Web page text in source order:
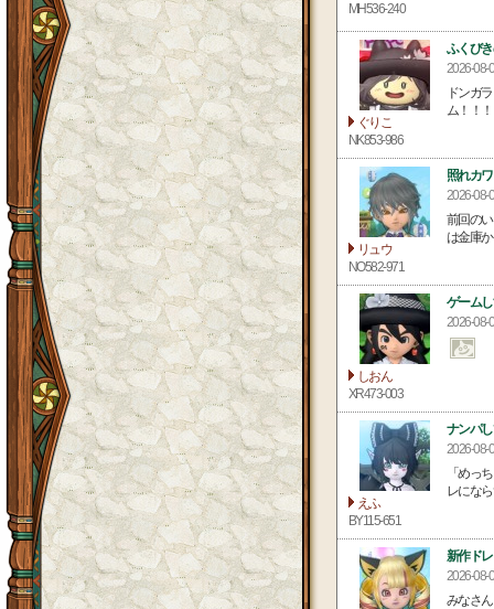
MH536-240
ぐりこ
NK853-986
ふくび
2026-08-
ドンガ
ム！！
リュウ
NO582-971
照れカワ
2026-08-
前回の
は金庫
しおん
XR473-003
ゲーム
2026-08-
えふ
BY115-651
ナンパ
2026-08-
「めっ
レにな
新作ド
2026-08-
みなさ